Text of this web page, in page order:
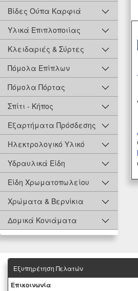
Βίδες Ούπα Καρφιά
Υλικά Επιπλοποιίας
Κλειδαριές & Σύρτες
Πόμολα Επίπλων
Πόμολα Πόρτας
Σπίτι - Κήπος
Εξαρτήματα Πρόσδεσης
Ηλεκτρολογικό Υλικό
Υδραυλικά Είδη
Είδη Χρωματοπωλείου
Χρώματα & Βερνίκια
Δομικά Κονιάματα
Εξυπηρέτηση Πελατών
Eπικοινωνία